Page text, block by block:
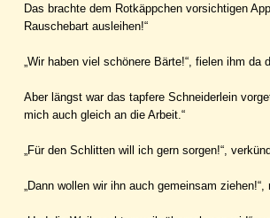
Das brachte dem Rotkäppchen vorsichtigen
Rauschebart ausleihen!“
„Wir haben viel schönere Bärte!“, fielen ihm
Aber längst war das tapfere Schneiderlein
mich auch gleich an die Arbeit.“
„Für den Schlitten will ich gern sorgen!“,
„Dann wollen wir ihn auch gemeinsam